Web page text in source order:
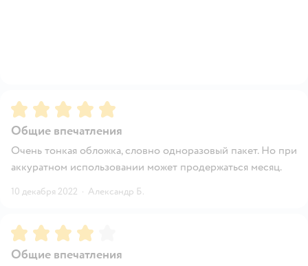
Рейтинг:5
Общие впечатления
Очень тонкая обложка, словно одноразовый пакет. Но при
аккуратном использовании может продержаться месяц.
10 декабря 2022 · Александр Б.
Рейтинг:4
Общие впечатления